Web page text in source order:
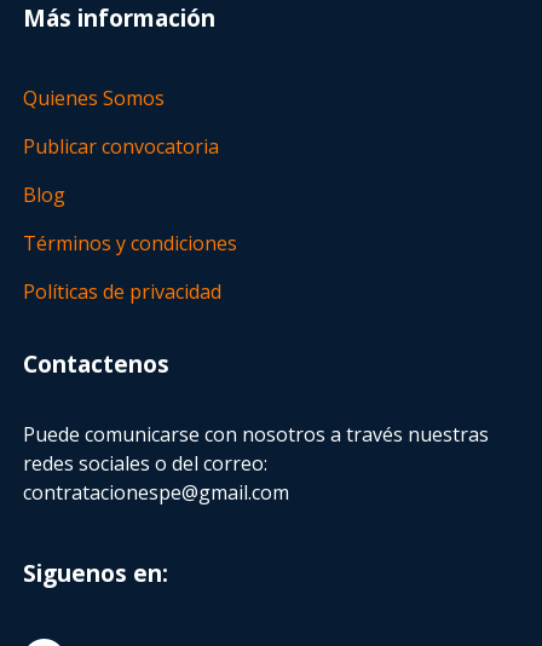
Más información
Quienes Somos
Publicar convocatoria
Blog
Términos y condiciones
Políticas de privacidad
Contactenos
Puede comunicarse con nosotros a través nuestras
redes sociales o del correo:
contratacionespe@gmail.com
Siguenos en: